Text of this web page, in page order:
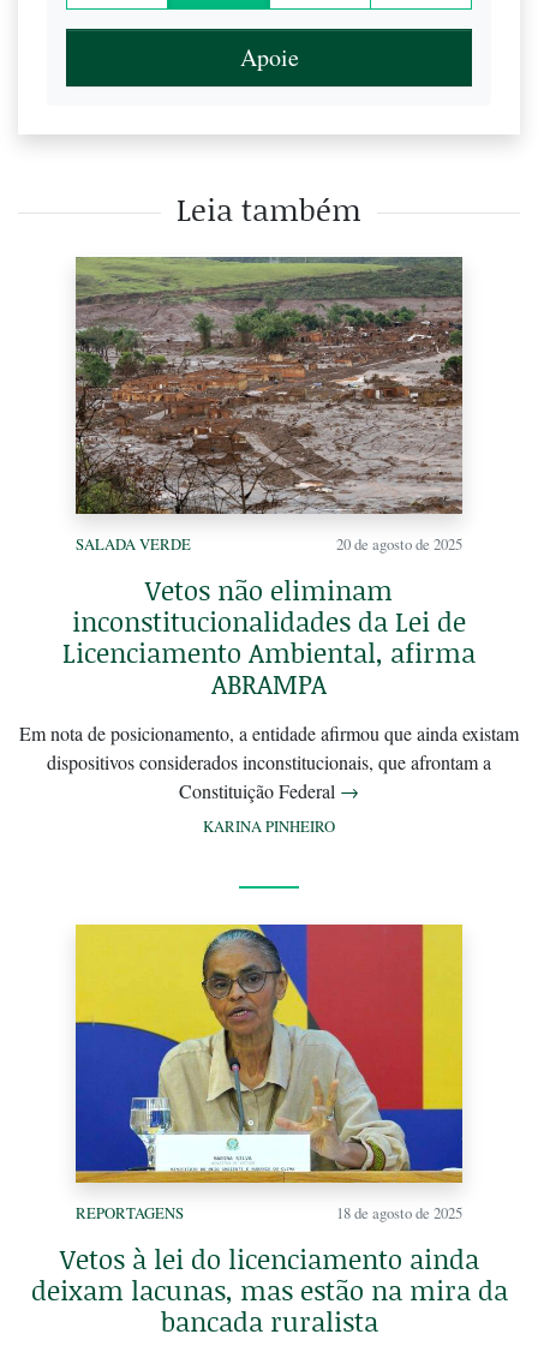
Apoie
Leia também
SALADA VERDE 20 de agosto de 2025
Vetos não eliminam
inconstitucionalidades da Lei de
Licenciamento Ambiental, afirma
ABRAMPA
Em nota de posicionamento, a entidade afirmou que ainda existam
dispositivos considerados inconstitucionais, que afrontam a
Constituição Federal →
KARINA PINHEIRO
REPORTAGENS 18 de agosto de 2025
Vetos à lei do licenciamento ainda
deixam lacunas, mas estão na mira da
bancada ruralista